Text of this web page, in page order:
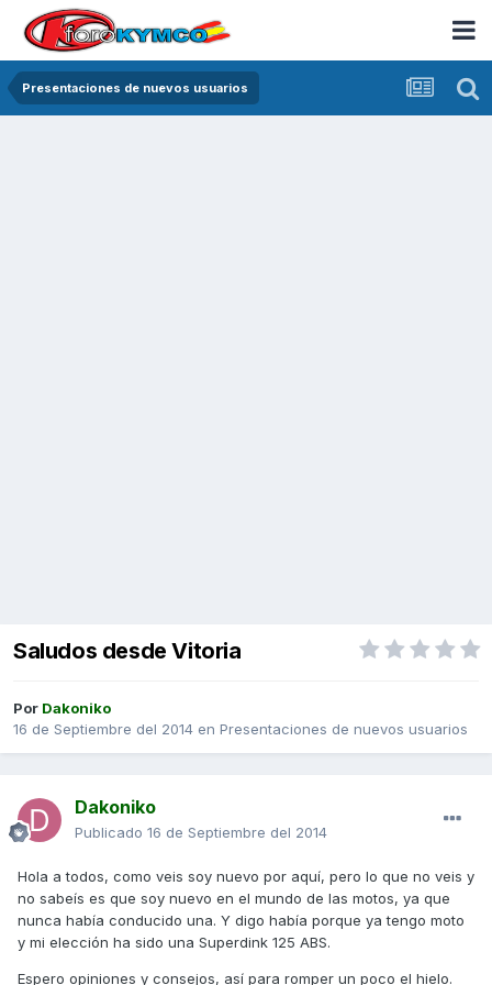
Presentaciones de nuevos usuarios
Saludos desde Vitoria
Por Dakoniko
16 de Septiembre del 2014 en Presentaciones de nuevos usuarios
Dakoniko
Publicado 16 de Septiembre del 2014
Hola a todos, como veis soy nuevo por aquí, pero lo que no veis y
no sabeís es que soy nuevo en el mundo de las motos, ya que
nunca había conducido una. Y digo había porque ya tengo moto
y mi elección ha sido una Superdink 125 ABS.
Espero opiniones y consejos, así para romper un poco el hielo.